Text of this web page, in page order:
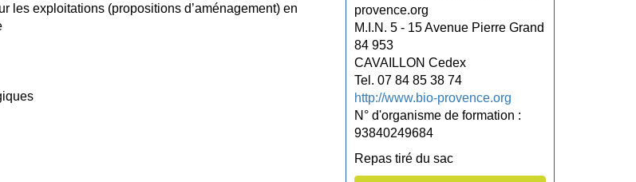
les exploitations (propositions d’aménagement) en
provence.org
M.I.N. 5 - 15 Avenue Pierre Grand
84 953
CAVAILLON Cedex
Tel. 07 84 85 38 74
http://www.bio-provence.org
N° d'organisme de formation :
93840249684
Repas tiré du sac